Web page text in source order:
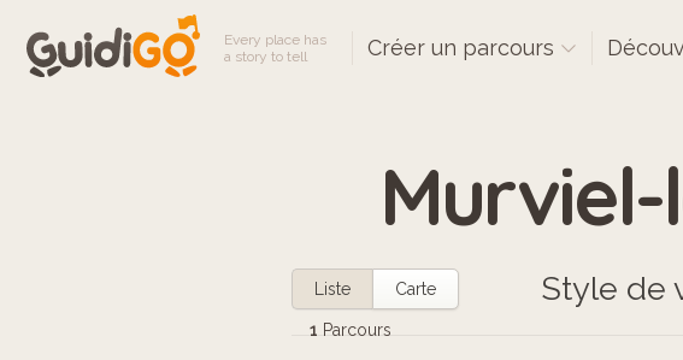
Every place has
a story to tell
Créer un parcours
Style de
Liste Carte
1 Parcours